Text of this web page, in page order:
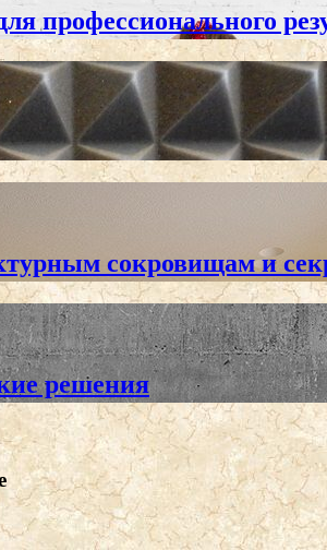
профессионального
сокровищам и
решения